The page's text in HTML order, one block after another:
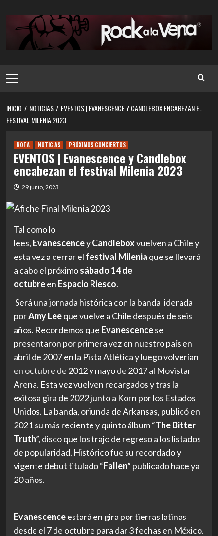
contenido
principal
INICIO NOTICIAS
EVENTOS | EVANESCENCE Y CANDLEBOX ENCABEZAN EL
FESTIVAL MILENIA 2023
NOTA NOTICIAS PRÓXIMOS CONCIERTOS
EVENTOS | Evanescence y Candlebox
encabezan el festival Milenia 2023
29 junio, 2023
Tal como lo
lees, EvanescenceyCandleboxvuelven a Chile y
esta vez a cerrar el festival Milenia que se llevará
a cabo el próximosábado 14 de
octubreen Espacio Riesco.
Será una jornada histórica con la banda liderada
porAmy Leeque vuelve a Chile después de seis
años. Recordemos que Evanescencese
presentaron por primera vez en nuestro país en
abril de 2007 en la Pista Atlética y luego volverían
en octubre de 2012 y mayo de 2017 al Movistar
Arena. Esta vez vuelven recargados y tras la
exitosa gira de 2022 junto a Korn por los Estados
Unidos. La banda, oriunda de Arkansas, publicó en
2021 su más reciente y quinto álbum “The Bitter
Truth”, disco que los trajo de regreso a los listados
de popularidad. Histórico fue su recordado y
vigente debut titulado “Fallen” publicado hace ya
20 años.
Evanescenceestará en gira por tierras latinas
desde el 7 de octubre para dar 3 fechas en México.